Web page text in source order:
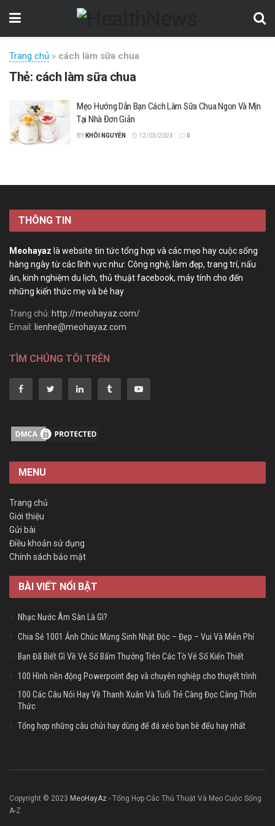
Trang chủ » cách làm sữa chua
Thẻ: cách làm sữa chua
Mẹo Hướng Dẫn Bạn Cách Làm Sữa Chua Ngon Và Mịn
Tại Nhà Đơn Giản
BY KHÔI NGUYỄN 12/03/2024 0
THÔNG TIN
Meohayaz là website tin tức tổng hợp và các mẹo hay cuộc sống
hàng ngày từ các lĩnh vực như: Công nghệ, làm đẹp, trang trí, nấu
ăn, kinh nghiệm du lịch, thủ thuật facebook, máy tính cho đến
những kiến thức mẹ và bé hay
Trang chủ: http://meohayaz.com/
Email: lienhe@meohayaz.com
TÌM CHÚNG TÔI TRÊN
MENU
Trang chủ
Giới thiệu
Gửi bài
Điều khoản sử dụng
Chính sách bảo mật
BÀI VIẾT NỔI BẬT
Nhạc Nước Âm Sàn Là Gì?
Chia Sẻ 1001 Ảnh Chúc Mừng Sinh Nhật Độc – Đẹp – Vui Và Miễn Phí
Bạn Đã Biết Gì Về Vé Số Bấm Thưởng Trên Các Tờ Vé Số Kiến Thiết
100 Hình nền động Powerpoint đẹp và chuyên nghiệp cho thuyết trình
100 Các Câu Nói Hay Về Thanh Xuân Và Tuổi Trẻ Càng Đọc Càng Thổn
Thức
Tổng hợp những câu chửi hay dùng để đá xéo bạn bè đểu hay nhất
Copyright © 2023 MeoHayAz - Tổng Hợp Các Thủ Thuật Và Mẹo Cuộc Sống
A-Z